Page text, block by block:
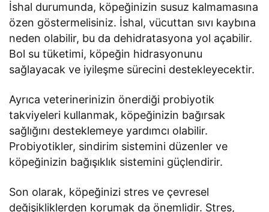
İshal durumunda, köpeğinizin susuz kalmamasına
özen göstermelisiniz. İshal, vücuttan sıvı kaybına
neden olabilir, bu da dehidratasyona yol açabilir.
Bol su tüketimi, köpeğin hidrasyonunu
sağlayacak ve iyileşme sürecini destekleyecektir.
Ayrıca veterinerinizin önerdiği probiyotik
takviyeleri kullanmak, köpeğinizin bağırsak
sağlığını desteklemeye yardımcı olabilir.
Probiyotikler, sindirim sistemini düzenler ve
köpeğinizin bağışıklık sistemini güçlendirir.
Son olarak, köpeğinizi stres ve çevresel
değişikliklerden korumak da önemlidir. Stres,